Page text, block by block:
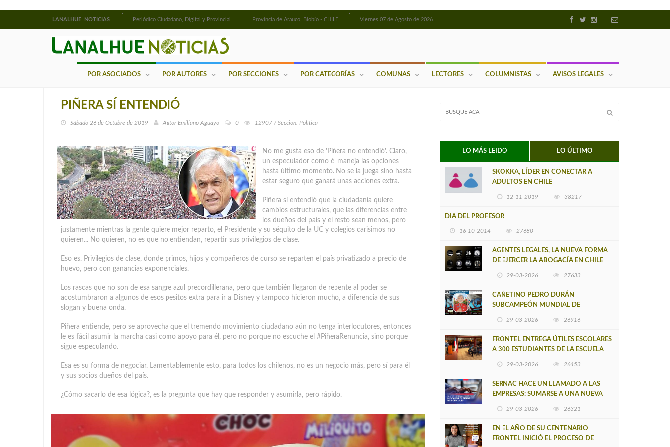
LANALHUE NOTICIAS Periódico Ciudadano, Digital y Provincial Provincia de Arauco, Biobío - CHILE Viernes 07 de Agosto de 2026
POR ASOCIADOS POR AUTORES POR SECCIONES POR CATEGORÍAS COMUNAS LECTORES COLUMNISTAS AVISOS LEGALES
PIÑERA SÍ ENTENDIÓ
Sábado 26 de Octubre de 2019 Autor Emiliano Aguayo 0 12907 / Seccion: Política
No me gusta eso de 'Piñera no entendió'. Claro,
un especulador como él maneja las opciones
hasta último momento. No se la juega sino hasta
estar seguro que ganará unas acciones extra.
Piñera sí entendió que la ciudadanía quiere
cambios estructurales, que las diferencias entre
los dueños del país y el resto sean menos, pero
justamente mientras la gente quiere mejor reparto, el Presidente y su séquito de la UC y colegios carisimos no
quieren... No quieren, no es que no entiendan, repartir sus privilegios de clase.
Eso es. Privilegios de clase, donde primos, hijos y compañeros de curso se reparten el país privatizado a precio de
huevo, pero con ganancias exponenciales.
Los rascas que no son de esa sangre azul precordillerana, pero que también llegaron de repente al poder se
acostumbraron a algunos de esos pesitos extra para ir a Disney y tampoco hicieron mucho, a diferencia de sus
slogan y buena onda.
Piñera entiende, pero se aprovecha que el tremendo movimiento ciudadano aún no tenga interlocutores, entonces
le es fácil asumir la marcha casi como apoyo para él, pero no porque no escuche el #PiñeraRenuncia, sino porque
sigue especulando.
Esa es su forma de negociar. Lamentablemente esto, para todos los chilenos, no es un negocio más, pero sí para él
y sus socios dueños del país.
¿Cómo sacarlo de esa lógica?, es la pregunta que hay que responder y asumirla, pero rápido.
LO MÁS LEIDO LO ÚLTIMO
SKOKKA, LÍDER EN CONECTAR A
ADULTOS EN CHILE
12-11-2019 38217
DIA DEL PROFESOR
16-10-2014 27680
AGENTES LEGALES, LA NUEVA FORMA
DE EJERCER LA ABOGACÍA EN CHILE
29-03-2026 27633
CAÑETINO PEDRO DURÁN
SUBCAMPEÓN MUNDIAL DE
29-03-2026 26916
FRONTEL ENTREGA ÚTILES ESCOLARES
A 300 ESTUDIANTES DE LA ESCUELA
29-03-2026 26453
SERNAC HACE UN LLAMADO A LAS
EMPRESAS: SUMARSE A UNA NUEVA
29-03-2026 26321
EN EL AÑO DE SU CENTENARIO
FRONTEL INICIÓ EL PROCESO DE